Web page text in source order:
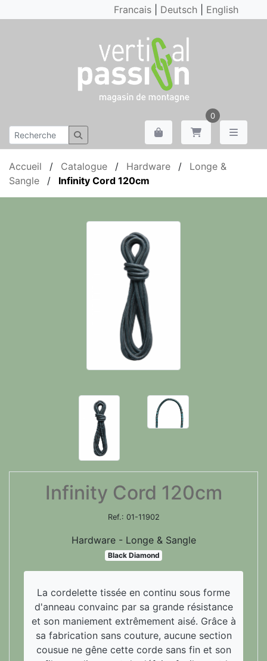
Francais Deutsch English
0
Accueil / Catalogue / Hardware /
Longe &
Sangle
/ Infinity Cord 120cm
Infinity Cord 120cm
Ref.: 01-11902
Hardware - Longe & Sangle
Black Diamond
La cordelette tissée en continu sous forme
d'anneau convainc par sa grande résistance
et son maniement extrêmement aisé. Grâce à
sa fabrication sans couture, aucune section
cousue ne gêne cette corde sans fin et son